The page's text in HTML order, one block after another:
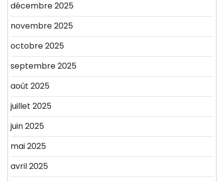
décembre 2025
novembre 2025
octobre 2025
septembre 2025
août 2025
juillet 2025
juin 2025
mai 2025
avril 2025